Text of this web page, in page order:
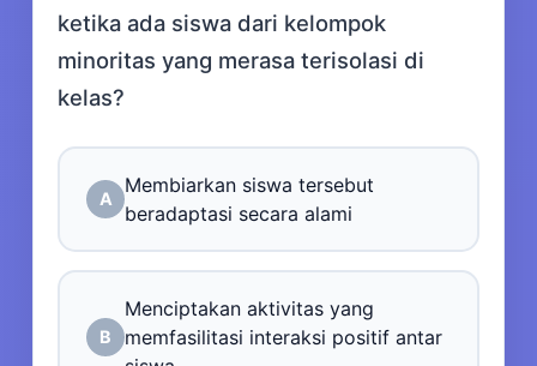
ketika ada siswa dari kelompok
minoritas yang merasa terisolasi di
kelas?
A
Membiarkan siswa tersebut
beradaptasi secara alami
B
Menciptakan aktivitas yang
memfasilitasi interaksi positif antar